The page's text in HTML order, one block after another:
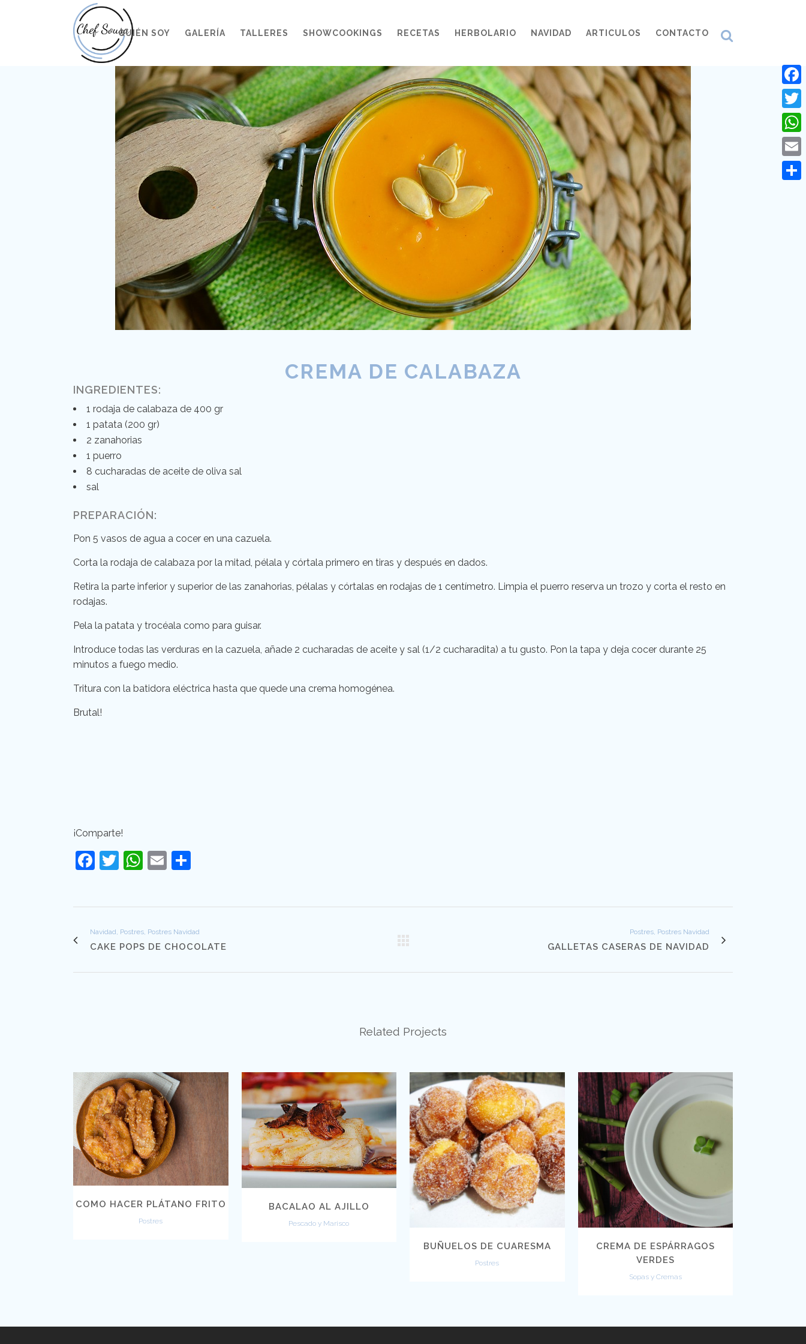
QUIÉN SOY GALERÍA TALLERES SHOWCOOKINGS RECETAS HERBOLARIO NAVIDAD ARTICULOS CONTACTO
CREMA DE CALABAZA
INGREDIENTES:
1 rodaja de calabaza de 400 gr
1 patata (200 gr)
2 zanahorias
1 puerro
8 cucharadas de aceite de oliva sal
sal
PREPARACIÓN:
Pon 5 vasos de agua a cocer en una cazuela.
Corta la rodaja de calabaza por la mitad, pélala y córtala primero en tiras y después en dados.
Retira la parte inferior y superior de las zanahorias, pélalas y córtalas en rodajas de 1 centímetro. Limpia el puerro reserva un trozo y corta el resto en
rodajas.
Pela la patata y trocéala como para guisar.
Introduce todas las verduras en la cazuela, añade 2 cucharadas de aceite y sal (1/2 cucharadita) a tu gusto. Pon la tapa y deja cocer durante 25
minutos a fuego medio.
Tritura con la batidora eléctrica hasta que quede una crema homogénea.
Brutal!
¡Comparte!
Facebook
Twitter
WhatsApp
Email
Navidad, Postres, Postres Navidad
CAKE POPS DE CHOCOLATE
Postres, Postres Navidad
GALLETAS CASERAS DE NAVIDAD
Related Projects
VIEW
COMO HACER PLÁTANO FRITO
Postres
VIEW
BACALAO AL AJILLO
Pescado y Marisco
VIEW
BUÑUELOS DE CUARESMA
Postres
CREMA DE ESPÁRRAGOS
VERDES
Sopas y Cremas
Email